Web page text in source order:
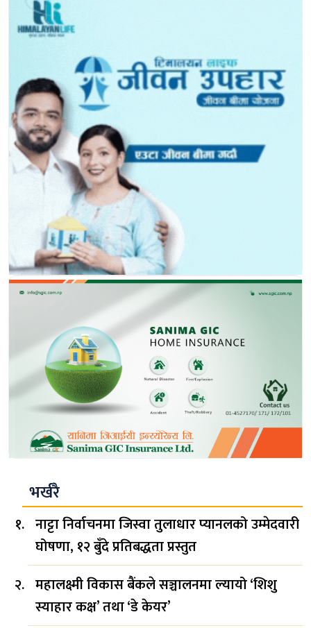
भर्खरै
नाट्टा निर्वाचनमा जिस्वा तुलाधार प्यानलको उम्मेदवारी
घोषणा, १२ बुँदे प्रतिबद्धता प्रस्तुत
महालक्ष्मी विकास बैंकले सञ्चालनमा ल्यायो ‘शिशु
स्याहार कक्ष’ तथा ‘डे केयर’